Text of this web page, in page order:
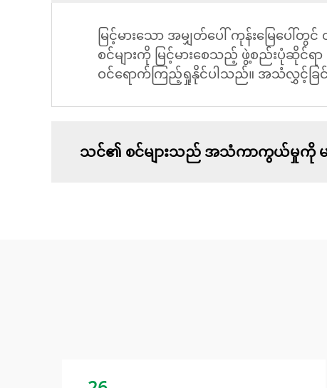
မြင့်မားသော အမျှတ်ပေါ် ကုန်းမြေပေါ်
စင်များကို မြင့်မားစေသည့် ဖွဲ့စည်းပုံဆိုင်ရ
ဝင်ရောက်ကြည့်ရှုနိုင်ပါသည်။ အသံလွှင့်ခြ
သင်၏ စင်များသည် အသံကာကွယ်မှုကို မ